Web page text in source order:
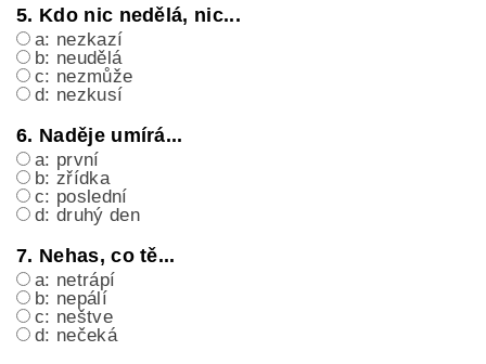
5. Kdo nic nedělá, nic...
a: nezkazí
b: neudělá
c: nezmůže
d: nezkusí
6. Naděje umírá...
a: první
b: zřídka
c: poslední
d: druhý den
7. Nehas, co tě...
a: netrápí
b: nepálí
c: neštve
d: nečeká